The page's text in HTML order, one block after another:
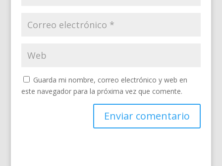
Guarda mi nombre, correo electrónico y web en
este navegador para la próxima vez que comente.